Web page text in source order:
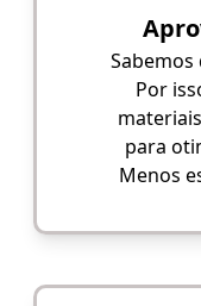
Sabemos
Por
para
Menos